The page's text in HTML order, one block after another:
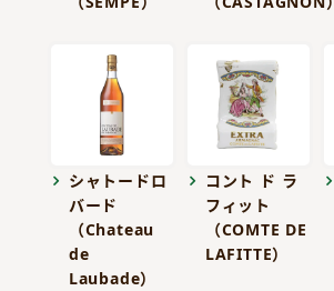
シャトードロ
バード
（Chateau
de
Laubade）
コント ド ラ
フィット
（COMTE DE
LAFITTE）